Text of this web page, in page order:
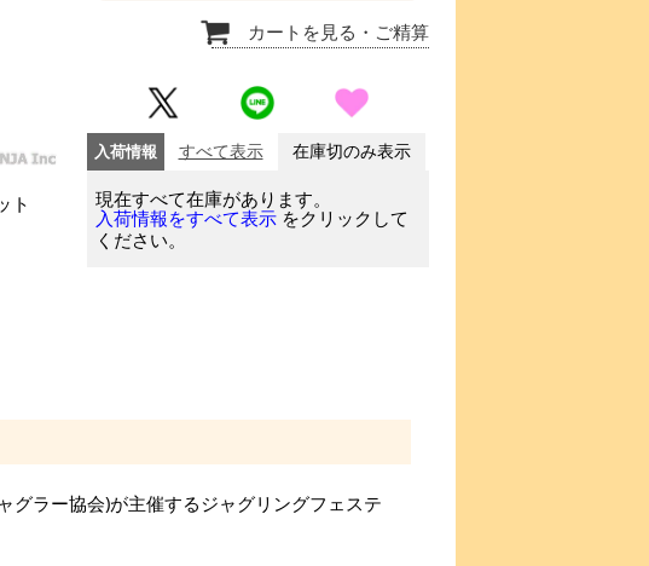
ト
カートを見る ・ご精算
入荷情報 すべて表示 在庫切のみ表示
現在すべて在庫があります。
入荷情報をすべて表示 をクリックして
ください。
グラー協会)が主催するジャグリングフェステ